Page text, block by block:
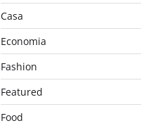
Casa
Economia
Fashion
Featured
Food